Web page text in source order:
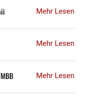
Mehr Lesen
Mehr Lesen
Mehr Lesen